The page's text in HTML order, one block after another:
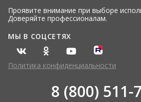
Проявите внимание при выборе
Доверяйте профессионалам.
МЫ В СОЦСЕТЯХ
Политика конфиденциальности
8 (800) 511-